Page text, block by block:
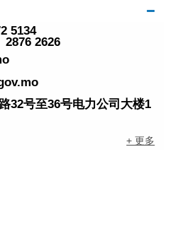
5134
2876 2626
32号至36号电力公司大楼1
+ 更多